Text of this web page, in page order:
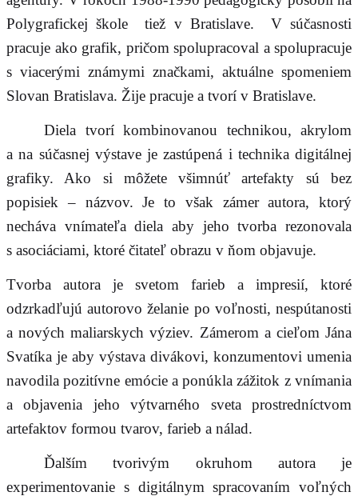
Polygrafickej škole tiež v Bratislave. V súčasnosti
pracuje ako grafik, pričom spolupracoval a spolupracuje
s viacerými známymi značkami, aktuálne spomeniem
Slovan Bratislava. Žije pracuje a tvorí v Bratislave.
Diela tvorí kombinovanou technikou, akrylom
a na súčasnej výstave je zastúpená i technika digitálnej
grafiky. Ako si môžete všimnúť artefakty sú bez
popisiek – názvov. Je to však zámer autora, ktorý
necháva vnímateľa diela aby jeho tvorba rezonovala
s asociáciami, ktoré čitateľ obrazu v ňom objavuje.
Tvorba autora je svetom farieb a impresií, ktoré
odzrkadľujú autorovo želanie po voľnosti, nespútanosti
a nových maliarskych výziev. Zámerom a cieľom Jána
Svatíka je aby výstava divákovi, konzumentovi umenia
navodila pozitívne emócie a ponúkla zážitok z vnímania
a objavenia jeho výtvarného sveta prostredníctvom
artefaktov formou tvarov, farieb a nálad.
Ďalším tvorivým okruhom autora je
experimentovanie s digitálnym spracovaním voľných